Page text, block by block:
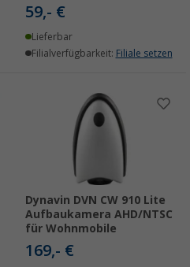
59,- €
Lieferbar
Filialverfügbarkeit: Filiale setzen
Dynavin DVN CW 910 Lite
Aufbaukamera AHD/NTSC
für Wohnmobile
169,- €